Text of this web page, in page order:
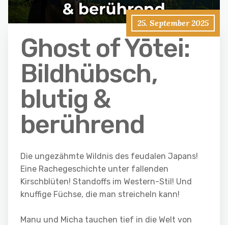
25. September 2025
Ghost of Yōtei:
Bildhübsch,
blutig &
berührend
Die ungezähmte Wildnis des feudalen Japans!
Eine Rachegeschichte unter fallenden
Kirschblüten! Standoffs im Western-Stil! Und
knuffige Füchse, die man streicheln kann!
Manu und Micha tauchen tief in die Welt von